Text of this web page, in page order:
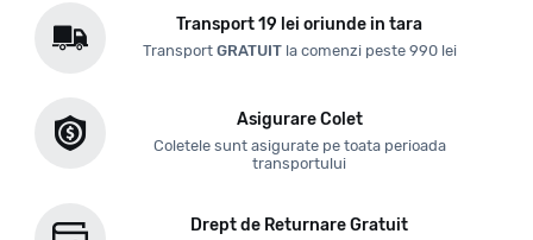
Transport 19 lei oriunde in tara
Transport GRATUITla comenzi peste 990 lei
Asigurare Colet
Coletele sunt asigurate pe toata perioada
transportului
Drept de Returnare Gratuit